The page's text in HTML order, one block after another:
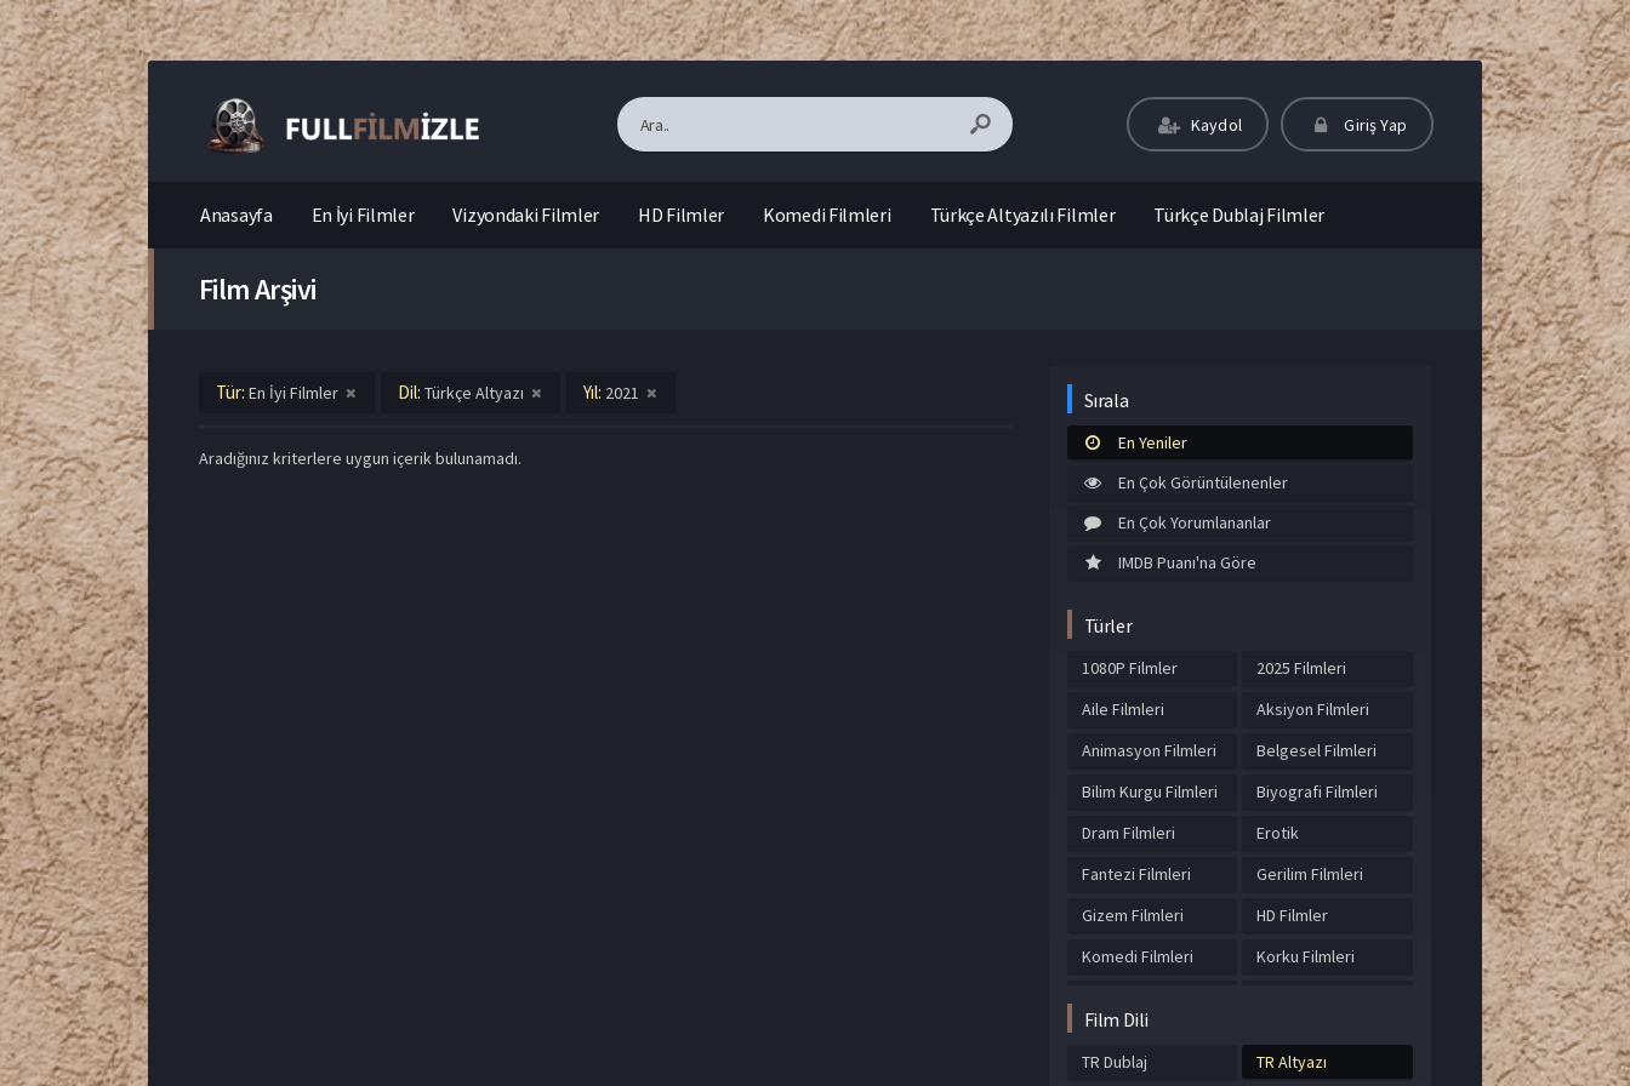
Kaydol Giriş Yap
Anasayfa En İyi Filmler Vizyondaki Filmler HD Filmler Komedi Filmleri Türkçe Altyazılı Filmler Türkçe Dublaj Filmler
Film Arşivi
Tür: En İyi Filmler Dil: Türkçe Altyazı Yıl: 2021
Aradığınız kriterlere uygun içerik bulunamadı.
Sırala
En Yeniler
En Çok Görüntülenenler
En Çok Yorumlananlar
IMDB Puanı'na Göre
Türler
1080P Filmler
2025 Filmleri
Aile Filmleri
Aksiyon Filmleri
Animasyon Filmleri
Belgesel Filmleri
Bilim Kurgu Filmleri
Biyografi Filmleri
Dram Filmleri
Erotik
Fantezi Filmleri
Gerilim Filmleri
Gizem Filmleri
HD Filmler
Komedi Filmleri
Korku Filmleri
Türkçe Altyazılı
Film Dili
TR Dublaj TR Altyazı